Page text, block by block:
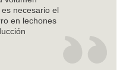
necesario el
en lechones